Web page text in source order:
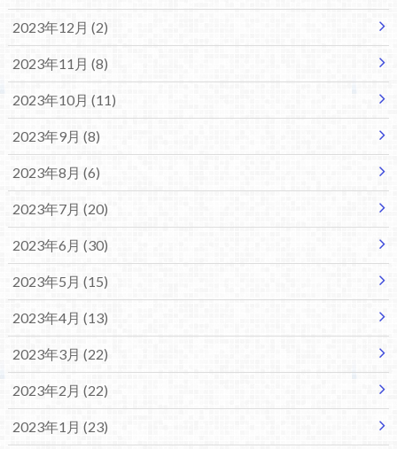
2023年12月 (2)
2023年11月 (8)
2023年10月 (11)
2023年9月 (8)
2023年8月 (6)
2023年7月 (20)
2023年6月 (30)
2023年5月 (15)
2023年4月 (13)
2023年3月 (22)
2023年2月 (22)
2023年1月 (23)